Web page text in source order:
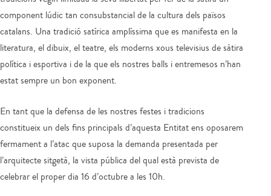
component lúdic tan consubstancial de la cultura dels països
catalans. Una tradició satírica amplíssima que es manifesta en la
literatura, el dibuix, el teatre, els moderns xous televisius de sàtira
política i esportiva i de la que els nostres balls i entremesos n’han
estat sempre un bon exponent.
En tant que la defensa de les nostres festes i tradicions
constitueix un dels fins principals d’aquesta Entitat ens oposarem
fermament a l’atac que suposa la demanda presentada per
l’arquitecte sitgetà, la vista pública del qual està prevista de
celebrar el proper dia 16 d’octubre a les 10h.